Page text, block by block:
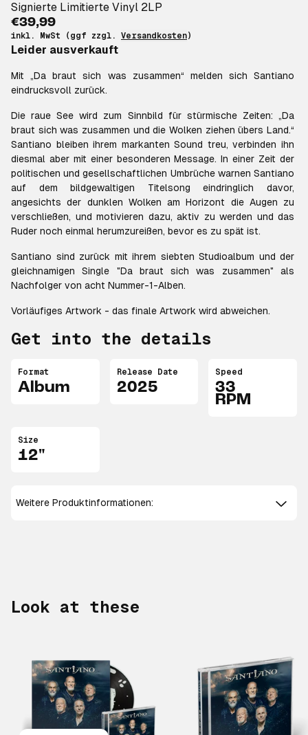
Signierte Limitierte Vinyl 2LP
€39,99
inkl. MwSt (ggf zzgl. Versandkosten)
Leider ausverkauft
Mit „Da braut sich was zusammen“ melden sich Santiano
eindrucksvoll zurück.
Die raue See wird zum Sinnbild für stürmische Zeiten: „Da
braut sich was zusammen und die Wolken ziehen übers Land.“
Santiano bleiben ihrem markanten Sound treu, verbinden ihn
diesmal aber mit einer besonderen Message. In einer Zeit der
politischen und gesellschaftlichen Umbrüche warnen Santiano
auf dem bildgewaltigen Titelsong eindringlich davor,
angesichts der dunklen Wolken am Horizont die Augen zu
verschließen, und motivieren dazu, aktiv zu werden und das
Ruder noch einmal herumzureißen, bevor es zu spät ist.
Santiano sind zurück mit ihrem siebten Studioalbum und der
gleichnamigen Single "Da braut sich was zusammen" als
Nachfolger von acht Nummer-1-Alben.
Vorläufiges Artwork - das finale Artwork wird abweichen.
Get into the details
Format
Album
Release Date
2025
Speed
33
RPM
Size
12"
Weitere Produktinformationen:
Look at these